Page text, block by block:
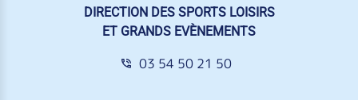
DIRECTION DES SPORTS LOISIRS
ET GRANDS EVÈNEMENTS
03 54 50 21 50